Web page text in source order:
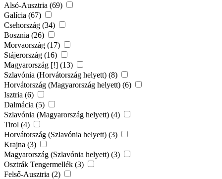
Alsó-Ausztria (69)
Galícia (67)
Csehország (34)
Bosznia (26)
Morvaország (17)
Stájerország (16)
Magyarország [!] (13)
Szlavónia (Horvátország helyett) (8)
Horvátország (Magyarország helyett) (6)
Isztria (6)
Dalmácia (5)
Szlavónia (Magyarország helyett) (4)
Tirol (4)
Horvátország (Szlavónia helyett) (3)
Krajna (3)
Magyarország (Szlavónia helyett) (3)
Osztrák Tengermellék (3)
Felső-Ausztria (2)